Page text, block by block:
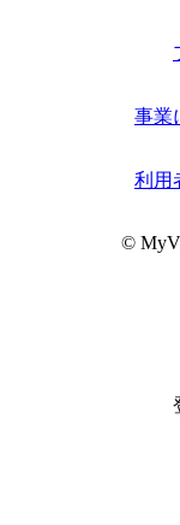
事業
利用
©